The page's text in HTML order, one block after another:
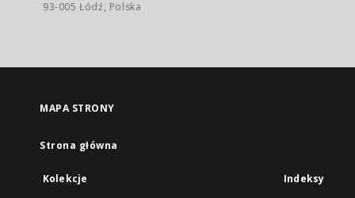
93-005 Łódź, Polska
MAPA STRONY
Strona główna
Kolekcje Indeksy